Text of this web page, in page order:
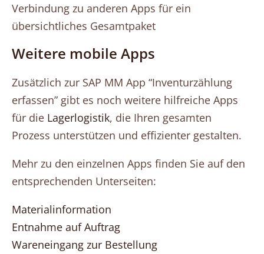
Verbindung zu anderen Apps für ein
übersichtliches Gesamtpaket
Weitere mobile Apps
Zusätzlich zur SAP MM App “Inventurzählung
erfassen” gibt es noch weitere hilfreiche Apps
für die Lagerlogistik, die Ihren gesamten
Prozess unterstützen und effizienter gestalten.
Mehr zu den einzelnen Apps finden Sie auf den
entsprechenden Unterseiten:
Materialinformation
Entnahme auf Auftrag
Wareneingang zur Bestellung